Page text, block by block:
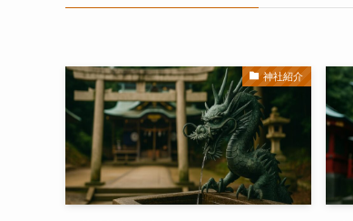
神社紹介